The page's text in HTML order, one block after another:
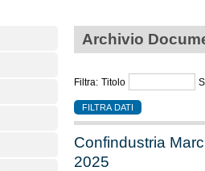
Archivio
Filtra: Titolo
Confindustria
2025